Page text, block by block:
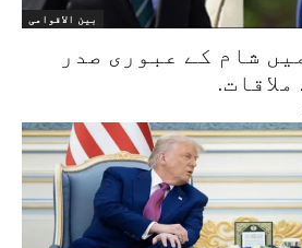
بین الاقوامی
شام کے عبوری صدر